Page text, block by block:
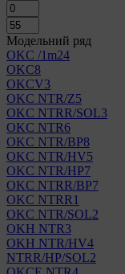
Модельний ряд
OKC /1m24
OKC8
OKCV3
OKC NTR/Z5
OKC NTRR/SOL3
OKC NTR6
OKC NTR/BP8
OKC NTR/HV5
OKC NTR/HP7
OKC NTRR/BP7
OKC NTRR 1
OKC NTR/SOL2
OKH NTR3
OKH NTR/HV4
NTRR/HP/SOL2